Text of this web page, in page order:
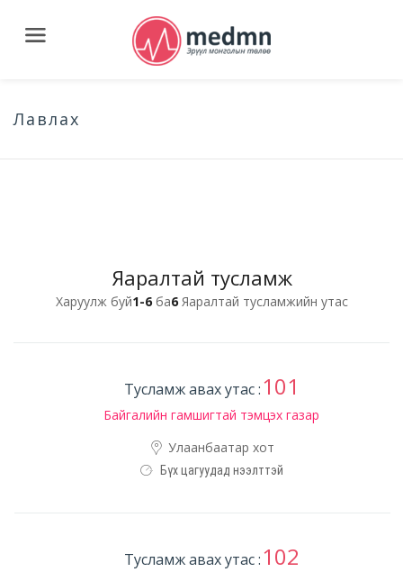
Лавлах
Яаралтай тусламж
Харуулж буй1-6ба6Яаралтай тусламжийн утас
Тусламж авах утас :101
Байгалийн гамшигтай тэмцэх газар
Улаанбаатар хот
Бүх цагуудад нээлттэй
Тусламж авах утас :102